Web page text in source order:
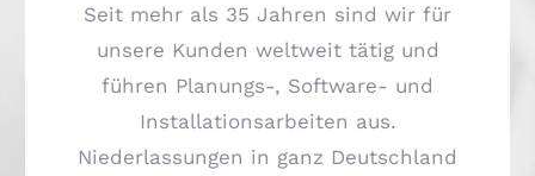
Seit mehr als 35 Jahren sind wir für
unsere Kunden weltweit tätig und
führen Planungs-, Software- und
Installationsarbeiten aus.
Niederlassungen in ganz Deutschland